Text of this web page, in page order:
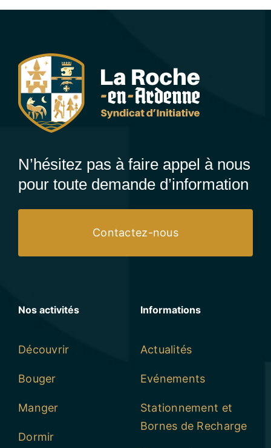
N’hésitez pas à faire appel à nous
pour toute demande d’information
Contactez-nous
Nos activités
Découvrir
Bouger
Manger
Dormir
Informations
Actualités
Evénements
Stationnement et
Bornes de Recharge